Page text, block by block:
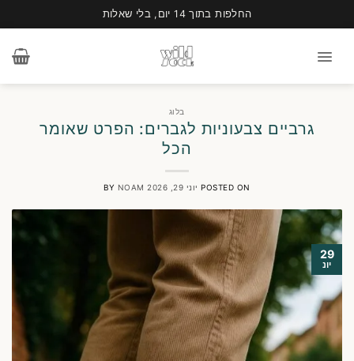
החלפות בתוך 14 יום, בלי שאלות
בלוג
גרביים צבעוניות לגברים: הפרט שאומר
הכל
POSTED ON יוני 29, 2026 BY NOAM
29
יונ